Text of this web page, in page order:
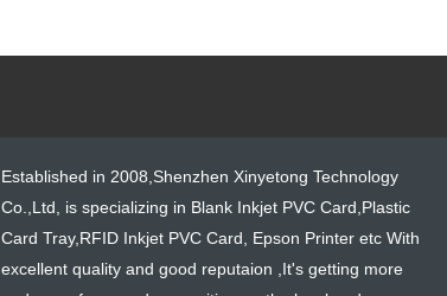
Established in 2008,Shenzhen Xinyetong Technology
Co.,Ltd, is specializing in Blank Inkjet PVC Card,Plastic
Card Tray,RFID Inkjet PVC Card, Epson Printer etc With
excellent quality and good reputaion ,It's getting more